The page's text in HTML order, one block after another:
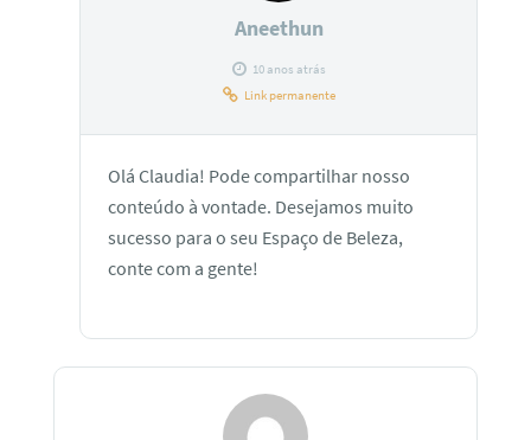
Aneethun
10 anos atrás
Link permanente
Olá Claudia! Pode compartilhar nosso
conteúdo à vontade. Desejamos muito
sucesso para o seu Espaço de Beleza,
conte com a gente!